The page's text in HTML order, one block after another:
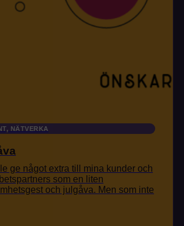
NÄTVERKA
ge något extra till mina kunder och
som en liten
och julgåva. Men som inte